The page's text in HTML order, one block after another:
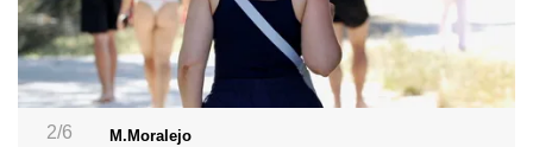
2/6 M.Moralejo